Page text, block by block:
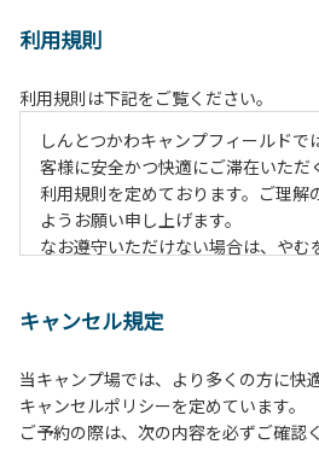
利用規則
利用規則は下記をご覧ください。
しんとつかわキャンプフィールドで
客様に安全かつ快適にご滞在いただ
利用規則を定めております。ご理解
ようお願い申し上げます。
なお遵守いただけない場合は、やむ
【ご利用上の注意事項ならびに禁止
２.安全管理上、お子様の単独での
３.調度品などの持ち出しはしないで
４.午後10時以降の花火の使用は禁
キャンセル規定
当キャンプ場では、より多くの方に快
キャンセルポリシーを定めています。
ご予約の際は、次の内容を必ずご確認